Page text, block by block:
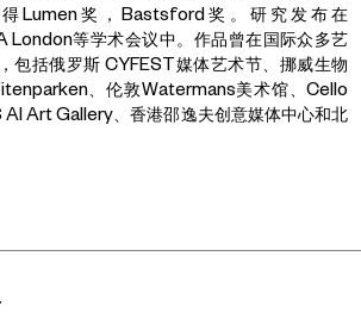
Lumen奖，Bastsford奖。研究发布在
London等学术会议中。作品曾在国际众多艺
包括俄罗斯 CYFEST媒体艺术节、挪威生物
、伦敦Watermans美术馆、Cello
Art Gallery、香港邵逸夫创意媒体中心和北